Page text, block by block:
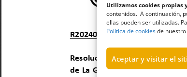
Utilizamos cookies propias
contenidos. A continuación,
ellas pueden ser utilizadas.
Política de cookiesde
Aceptar y visitar el